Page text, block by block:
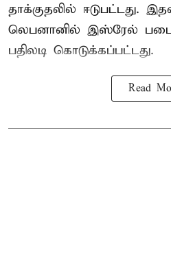
தாக்குதலில் ஈடுபட்டது.
லெபனானில் இஸ்ரேல்
பதிலடி கொடுக்கப்பட்டது.
Read